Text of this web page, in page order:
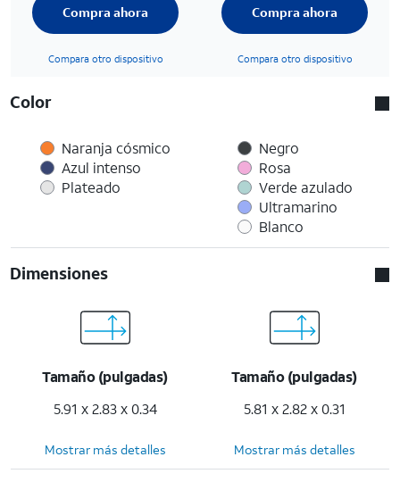
Compra ahora
Compara otro dispositivo
Compra ahora
Compara otro dispositivo
Color
Naranja cósmico
Azul intenso
Plateado
Negro
Rosa
Verde azulado
Ultramarino
Blanco
Dimensiones
Tamaño (pulgadas)
5.91 x 2.83 x 0.34
Tamaño (pulgadas)
5.81 x 2.82 x 0.31
Mostrar más detalles Mostrar más detalles